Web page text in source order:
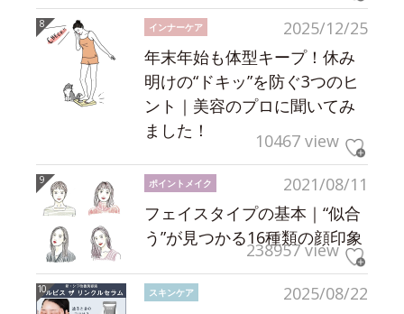
2025/12/25
インナーケア
年末年始も体型キープ！休み
明けの“ドキッ”を防ぐ3つのヒ
ント｜美容のプロに聞いてみ
ました！
10467 view
2021/08/11
ポイントメイク
フェイスタイプの基本｜“似合
う”が見つかる16種類の顔印象
238957 view
2025/08/22
スキンケア